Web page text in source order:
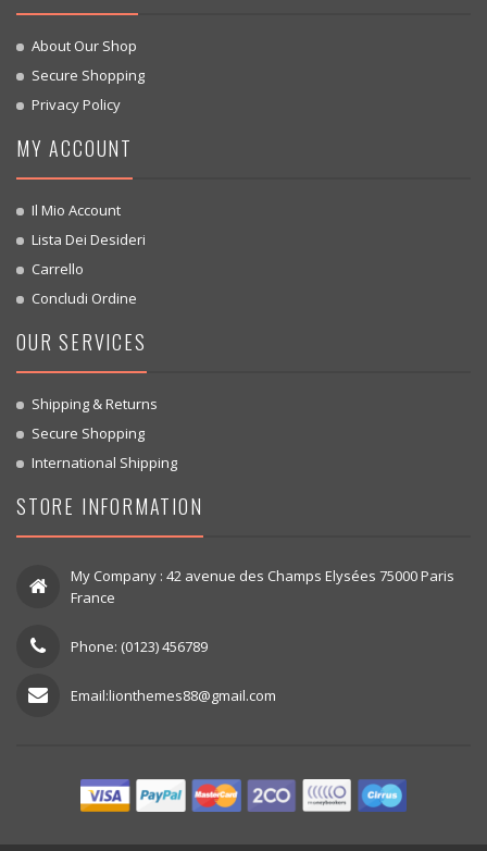
About Our Shop
Secure Shopping
Privacy Policy
MY ACCOUNT
Il Mio Account
Lista Dei Desideri
Carrello
Concludi Ordine
OUR SERVICES
Shipping & Returns
Secure Shopping
International Shipping
STORE INFORMATION
My Company : 42 avenue des Champs Elysées 75000 Paris
France
Phone: (0123) 456789
Email:lionthemes88@gmail.com